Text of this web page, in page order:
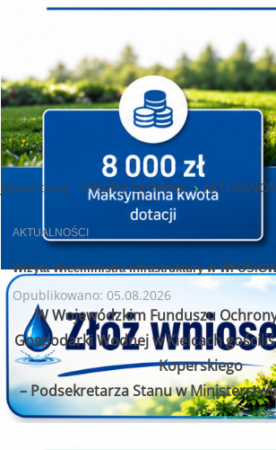
Jesteś tutaj: STRONA GŁÓWNA
AKTUALNOŚCI
Wizyta Wiceministra Infrastruktury w
Opublikowano: 05.08.2026
W Wojewódzkim Funduszu
Gospodarki Wodnej w Kielcach
Koperskiego
– Podsekretarza Stanu w